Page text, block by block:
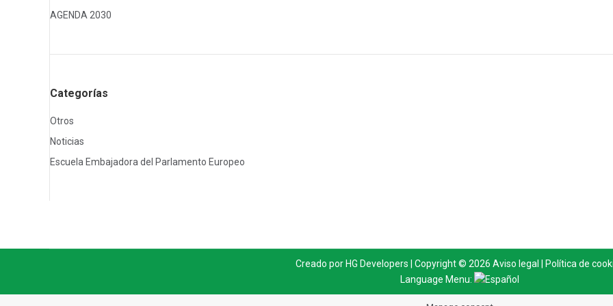
AGENDA 2030
Categorías
Otros
Noticias
Escuela Embajadora del Parlamento Europeo
Creado por HG Developers | Copyright © 2026 Aviso legal
Política de
Language Menu: